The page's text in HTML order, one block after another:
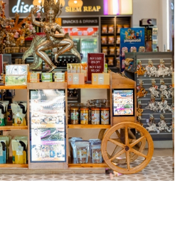
avec des expériences
de votre temps libre avant votre
soit pour votre vol de retour ou votre
de détente vous permettra de
au cours de ces7 jours au
conçu pour vous faire
Vous pouvez également vous
quelques petits souvenirs pour vos
vous ayez exploré les temples
locaux ou admiré les paysages
1 semainevous offrira une
inoubliable.